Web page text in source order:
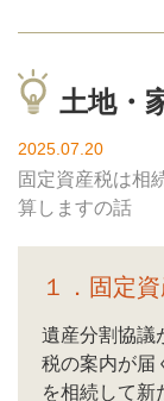
土地・
2025.07.20
固定資産税は相
算しますの話
１．固定
遺産分割協議
税の案内が届
を相続して新